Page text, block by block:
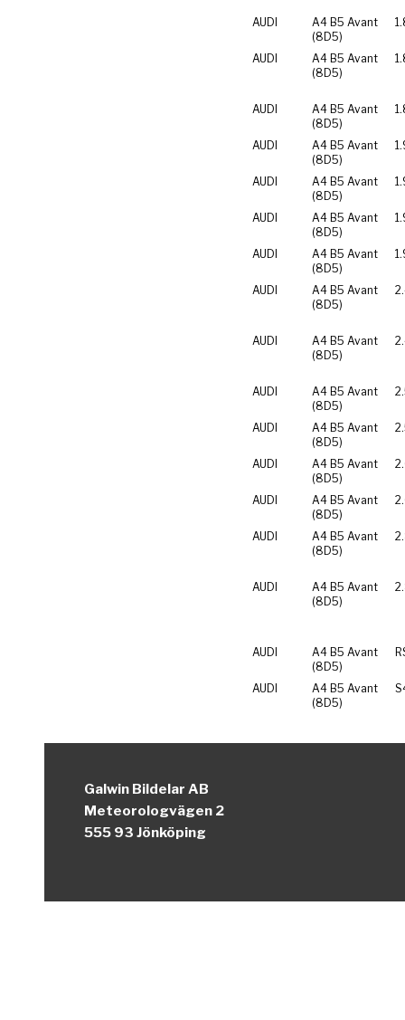
AUDI
A4 B5 Avant
(8D5)
AUDI
A4 B5 Avant
(8D5)
AUDI
A4 B5 Avant
(8D5)
AUDI
A4 B5 Avant
(8D5)
AUDI
A4 B5 Avant
(8D5)
AUDI
A4 B5 Avant
(8D5)
AUDI
A4 B5 Avant
(8D5)
AUDI
A4 B5 Avant
(8D5)
AUDI
A4 B5 Avant
(8D5)
AUDI
A4 B5 Avant
(8D5)
AUDI
A4 B5 Avant
(8D5)
AUDI
A4 B5 Avant
(8D5)
AUDI
A4 B5 Avant
(8D5)
AUDI
A4 B5 Avant
(8D5)
AUDI
A4 B5 Avant
(8D5)
AUDI
A4 B5 Avant
(8D5)
AUDI
A4 B5 Avant
(8D5)
Galwin Bildelar AB
Meteorologvägen 2
555 93 Jönköping